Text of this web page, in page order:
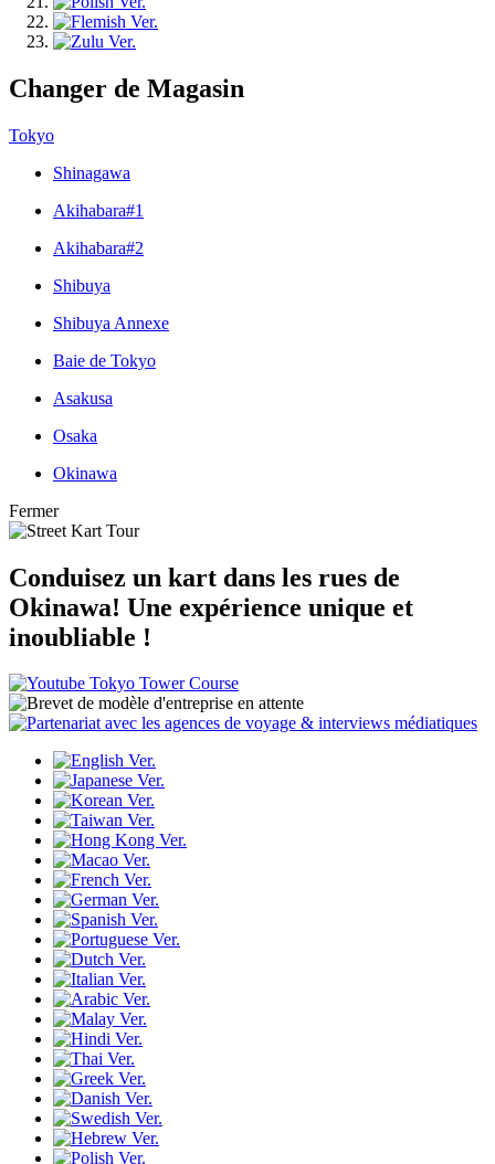
Changer de Magasin
Tokyo
Shinagawa
Akihabara#1
Akihabara#2
Shibuya
Shibuya Annexe
Baie de Tokyo
Asakusa
Osaka
Okinawa
Fermer
Conduisez un kart dans les rues de
Okinawa! Une expérience unique et
inoubliable !